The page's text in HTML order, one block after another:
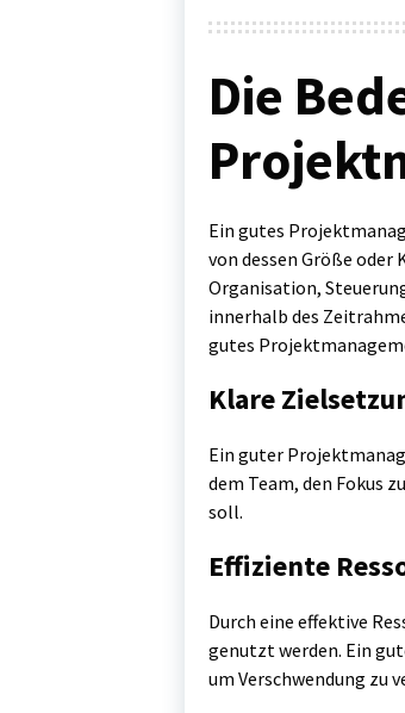
Die
Ein gutes
von dessen Größe
Organisation,
innerhalb des
gutes
Klare
Ein guter
dem Team, den Fokus
soll.
Effiziente
Durch eine effektive
genutzt werden. Ein
um Verschwendung zu